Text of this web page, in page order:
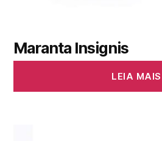
Maranta Insignis
LEIA MAIS